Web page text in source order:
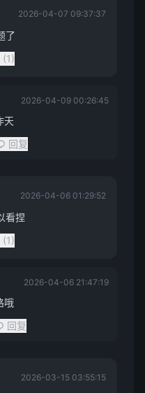
2026-04-07 09:37:37
了
(1)
2026-04-09 00:26:45
天
回复
2026-04-06 01:29:52
看捏
(1)
2026-04-06 21:47:19
哦
回复
2026-03-15 03:55:15